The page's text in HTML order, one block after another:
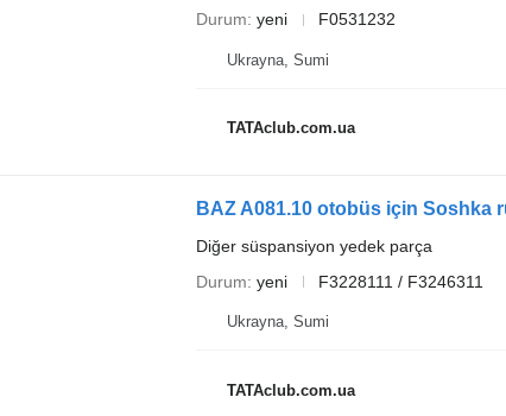
Durum yeni F0531232
Ukrayna, Sumi
TATAclub.com.ua
BAZ A081.10 otobüs için Soshka
Diğer süspansiyon yedek parça
Durum yeni F3228111 / F3246311
Ukrayna, Sumi
TATAclub.com.ua